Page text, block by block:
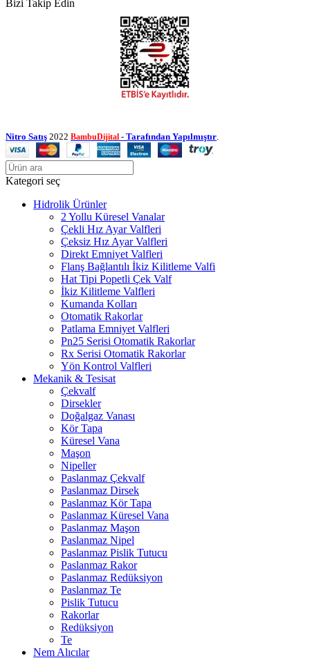
Bizi Takip Edin
Nitro Satış 2022 BambuDijital - Tarafından Yapılmıştır
Kategori seç
Hidrolik Ürünler
2 Yollu Küresel Vanalar
Çekli Hız Ayar Valfleri
Çeksiz Hız Ayar Valfleri
Direkt Emniyet Valfleri
Flanş Bağlantılı İkiz Kilitleme Valfi
Hat Tipi Popetli Çek Valf
İkiz Kilitleme Valfleri
Kumanda Kolları
Otomatik Rakorlar
Patlama Emniyet Valfleri
Pn25 Serisi Otomatik Rakorlar
Rx Serisi Otomatik Rakorlar
Yön Kontrol Valfleri
Mekanik & Tesisat
Çekvalf
Dirsekler
Doğalgaz Vanası
Kör Tapa
Küresel Vana
Maşon
Nipeller
Paslanmaz Çekvalf
Paslanmaz Dirsek
Paslanmaz Kör Tapa
Paslanmaz Küresel Vana
Paslanmaz Maşon
Paslanmaz Nipel
Paslanmaz Pislik Tutucu
Paslanmaz Rakor
Paslanmaz Redüksiyon
Paslanmaz Te
Pislik Tutucu
Rakorlar
Redüksiyon
Te
Nem Alıcılar